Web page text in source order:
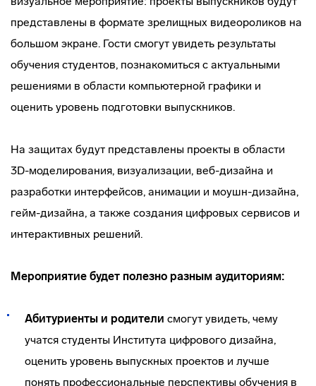
представлены в формате зрелищных видеороликов на
большом экране. Гости смогут увидеть результаты
обучения студентов, познакомиться с актуальными
решениями в области компьютерной графики и
оценить уровень подготовки выпускников.
На защитах будут представлены проекты в области
3D-моделирования, визуализации, веб-дизайна и
разработки интерфейсов, анимации и моушн-дизайна,
гейм-дизайна, а также создания цифровых сервисов и
интерактивных решений.
Мероприятие будет полезно разным аудиториям:
Абитуриенты и родители смогут увидеть, чему
учатся студенты Института цифрового дизайна,
оценить уровень выпускных проектов и лучше
понять профессиональные перспективы обучения в